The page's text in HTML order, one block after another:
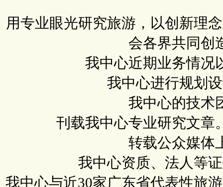
用专业眼光研究旅游，以创新理
会各界共同创
我中心近期业务情况
我中心进行规划
我中心的技术
刊载我中心专业研究文章
转载公众媒体
我中心资质、法人等
我中心与近30家广东省代表性旅